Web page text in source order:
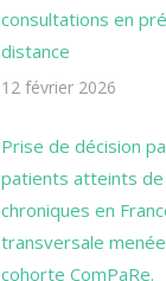
consultations en
distance
12 février 2026
Prise de décision
patients atteints de
chroniques en
transversale
cohorte ComPaRe.